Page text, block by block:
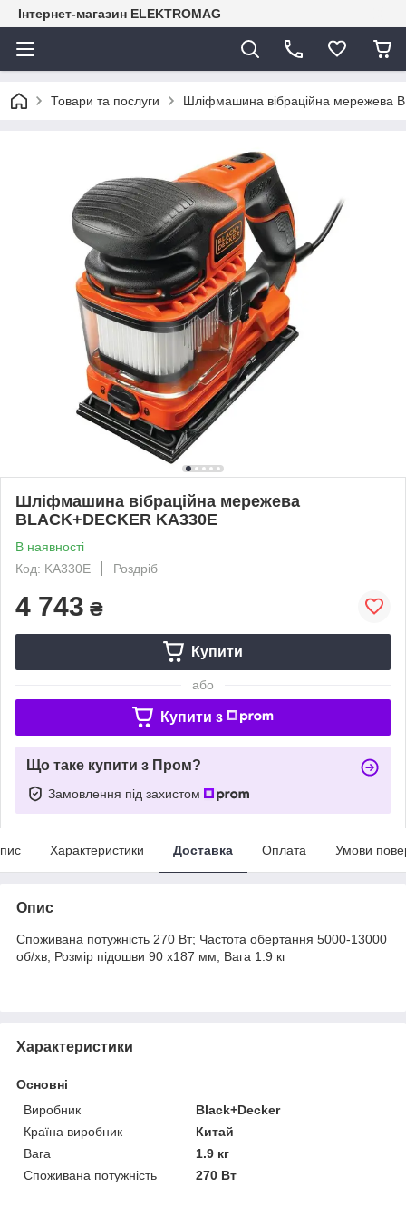
Інтернет-магазин ELEKTROMAG
Товари та послуги Шліфмашина вібраційна мережева
Шліфмашина вібраційна мережева
BLACK+DECKER KA330E
В наявності
Код: KA330E
Роздріб
4 743 ₴
Купити
або
Купити з
Що таке купити з Пром?
Замовлення під захистом
Характеристики Доставка Оплата Умови
Опис
Споживана потужність 270 Вт; Частота обертання 5000-13000
об/хв; Розмір підошви 90 x187 мм; Вага 1.9 кг
Характеристики
Основні
Виробник
Black+Decker
Країна виробник
Китай
Вага
1.9 кг
Споживана потужність
270 Вт